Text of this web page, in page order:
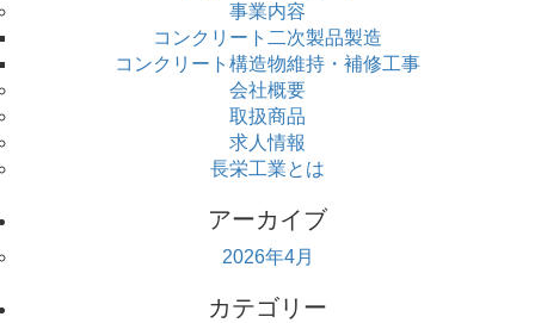
事業内容
コンクリート二次製品製造
コンクリート構造物維持・補修工事
会社概要
取扱商品
求人情報
長栄工業とは
アーカイブ
2026年4月
カテゴリー